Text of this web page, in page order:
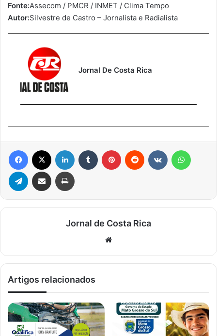
Fonte:Assecom / PMCR / INMET / Clima Tempo
Autor:Silvestre de Castro – Jornalista e Radialista
Jornal De Costa Rica
Facebook Linkedin Tumblr Pinterest Reddit
Telegram Compartilhar via e-mail Imprimir
Jornal de Costa Rica
Artigos relacionados